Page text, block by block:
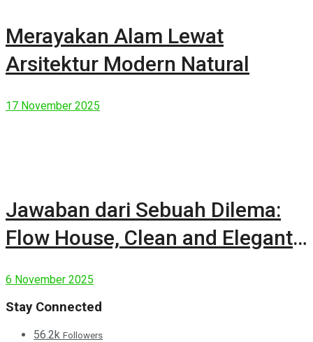
Merayakan Alam Lewat
Arsitektur Modern Natural
17 November 2025
Jawaban dari Sebuah Dilema:
Flow House, Clean and Elegant
6 November 2025
Stay Connected
56.2k Followers